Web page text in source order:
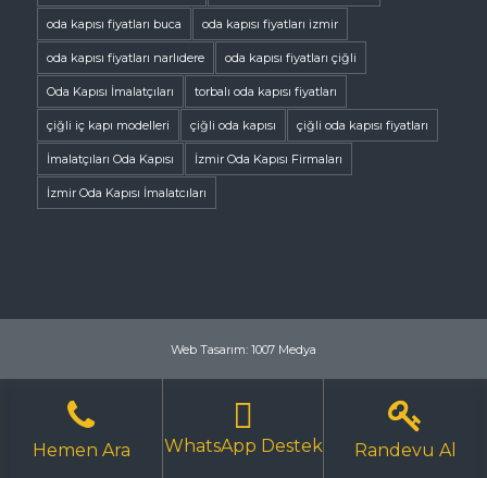
oda kapısı fiyatları buca oda kapısı fiyatları izmir
oda kapısı fiyatları narlıdere oda kapısı fiyatları çiğli
Oda Kapısı İmalatçıları torbalı oda kapısı fiyatları
çiğli iç kapı modelleri çiğli oda kapısı çiğli oda kapısı fiyatları
İmalatçıları Oda Kapısı İzmir Oda Kapısı Firmaları
İzmir Oda Kapısı İmalatcıları
Web Tasarım: 1007 Medya
Hemen Ara WhatsApp Destek Randevu Al